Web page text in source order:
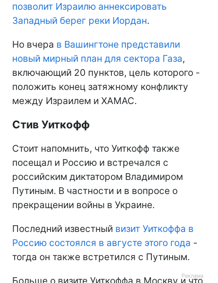
позволит Израилю аннексировать
Западный берег реки Иордан.
Но вчера в Вашингтоне представили
новый мирный план для сектора Газа,
включающий 20 пунктов, цель которого -
положить конец затяжному конфликту
между Израилем и ХАМАС.
Стив Уиткофф
Стоит напомнить, что Уиткофф также
посещал и Россию и встречался с
российским диктатором Владимиром
Путиным. В частности и в вопросе о
прекращении войны в Украине.
Последний известный визит Уиткоффа в
Россию состоялся в августе этого года -
тогда он также встретился с Путиным.
Больше о визите Уиткоффа в Москву и что